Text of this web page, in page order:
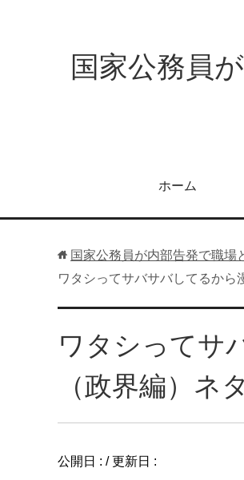
国家公務員
ホーム
国家公務員が内部告発で職場
ワタシってサバサバしてるから
ワタシってサ
（政界編）ネ
公開日 : / 更新日 :